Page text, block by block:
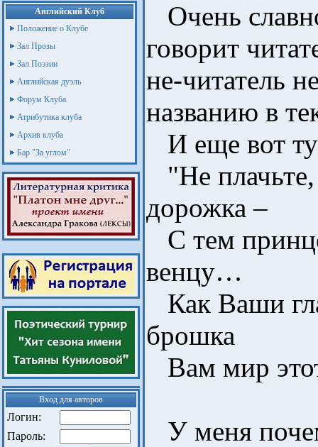
Английский Клуб
Положение о Клубе
Зал Прозы
Зал Поэзии
Английская дуэль
Форум Клуба
Атрибутика клуба
Архив клуба
Бар "За углом"
Вход для авторов
Логин:
Пароль:
Очень
говорит
не-читатель
названию в
И еще вот
"Не
дорожка –
С тем
венцу…
Как Ваши
брошка
Вам мир
У меня